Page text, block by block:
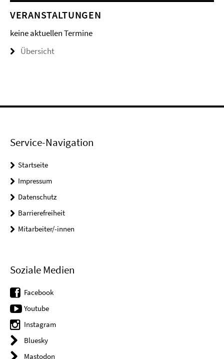
VERANSTALTUNGEN
keine aktuellen Termine
Übersicht
Service-Navigation
Startseite
Impressum
Datenschutz
Barrierefreiheit
Mitarbeiter/-innen
Soziale Medien
Facebook
Youtube
Instagram
Bluesky
Mastodon